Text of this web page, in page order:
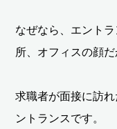
なぜなら、エント
所、オフィスの顔だ
求職者が面接に訪
ントランスです。